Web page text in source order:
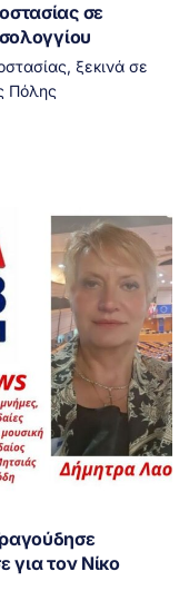
σε
ξεκινά σε
Πόλης
για τον Νίκο